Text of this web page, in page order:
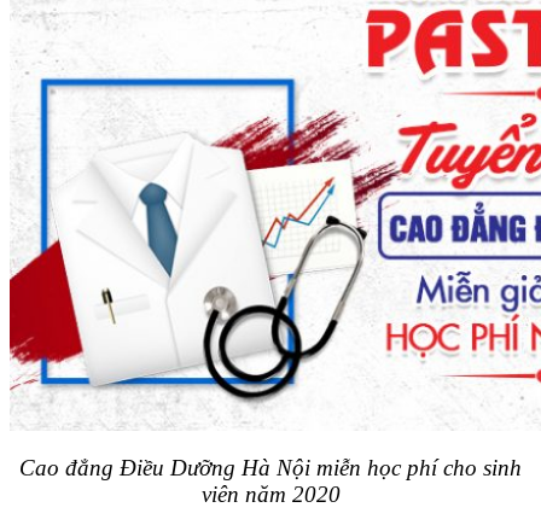
Cao đẳng Điều Dưỡng Hà Nội miễn học phí cho sinh
viên năm 2020